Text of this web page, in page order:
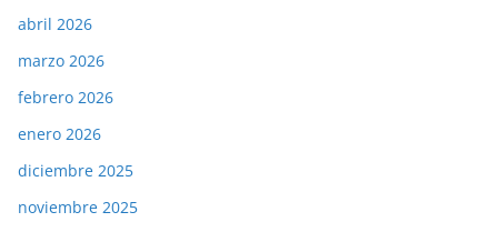
abril 2026
marzo 2026
febrero 2026
enero 2026
diciembre 2025
noviembre 2025